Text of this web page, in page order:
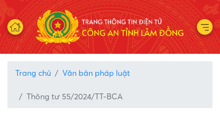
Trang chủ Văn bản pháp luật
Thông tư 55/2024/TT-BCA